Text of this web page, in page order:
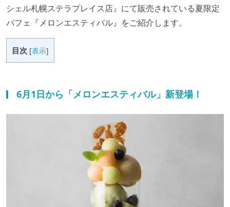
シェル札幌ステラプレイス店』にて販売されている夏限定
パフェ『メロンエスティバル』をご紹介します。
目次 [表示]
6月1日から「メロンエスティバル」新登場！